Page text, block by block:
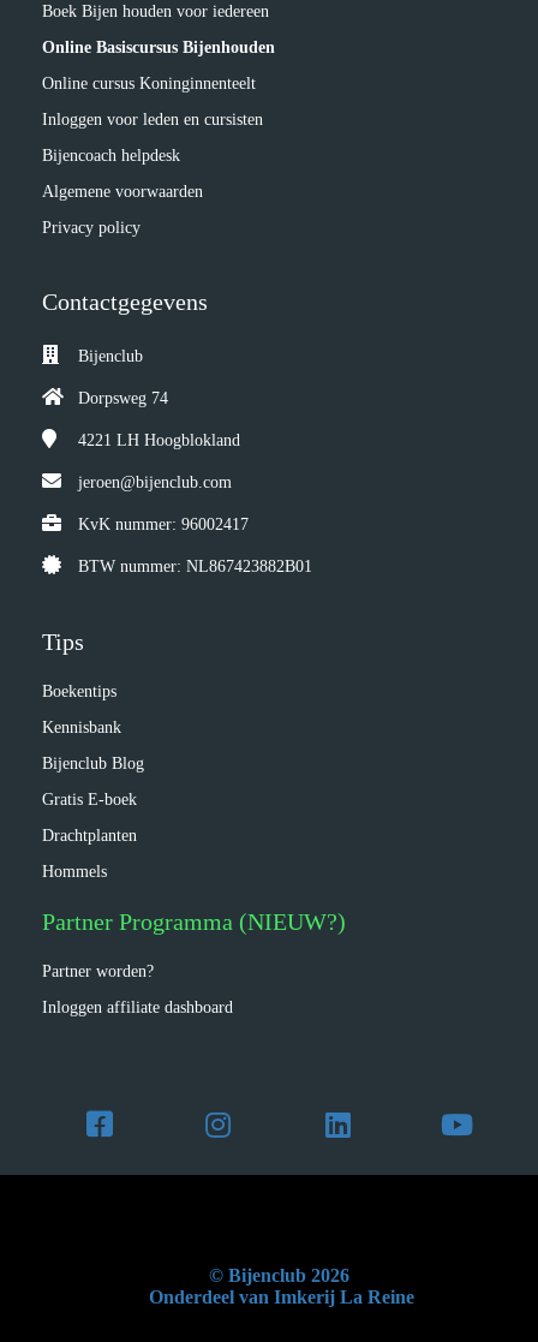
Boek Bijen houden voor iedereen
Online Basiscursus Bijenhouden
Online cursus Koninginnenteelt
Inloggen voor leden en cursisten
Bijencoach helpdesk
Algemene voorwaarden
Privacy policy
Contactgegevens
Bijenclub
Dorpsweg 74
4221 LH Hoogblokland
jeroen@bijenclub.com
KvK nummer: 96002417
BTW nummer: NL867423882B01
Tips
Boekentips
Kennisbank
Bijenclub Blog
Gratis E-boek
Drachtplanten
Hommels
Partner Programma (NIEUW?)
Partner worden?
Inloggen affiliate dashboard
© Bijenclub 2026
Onderdeel van Imkerij La Reine